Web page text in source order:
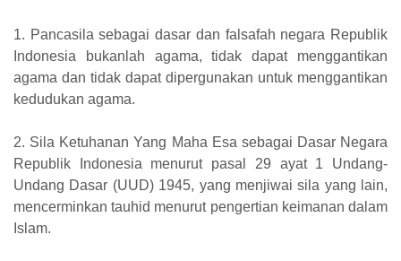
1. Pancasila sebagai dasar dan falsafah negara Republik
Indonesia bukanlah agama, tidak dapat menggantikan
agama dan tidak dapat dipergunakan untuk menggantikan
kedudukan agama.
2. Sila Ketuhanan Yang Maha Esa sebagai Dasar Negara
Republik Indonesia menurut pasal 29 ayat 1 Undang-
Undang Dasar (UUD) 1945, yang menjiwai sila yang lain,
mencerminkan tauhid menurut pengertian keimanan dalam
Islam.